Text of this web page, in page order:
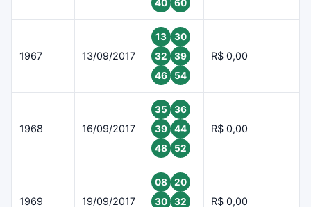
40
60
1967 13/09/2017
13
30
32
39
46
54
R$ 0,00
1968 16/09/2017
35
36
39
44
48
52
R$ 0,00
1969 19/09/2017
08
20
30
32 R$ 0,00